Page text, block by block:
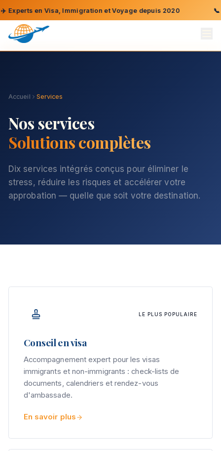
en Visa, Immigration et Voyage depuis 2020 Parlez
Accueil Services
Nos services
Solutions complètes
Dix services intégrés conçus pour éliminer le
stress, réduire les risques et accélérer votre
approbation — quelle que soit votre destination.
LE PLUS POPULAIRE
Conseil en visa
Accompagnement expert pour les visas
immigrants et non-immigrants : check-lists de
documents, calendriers et rendez-vous
d'ambassade.
En savoir plus